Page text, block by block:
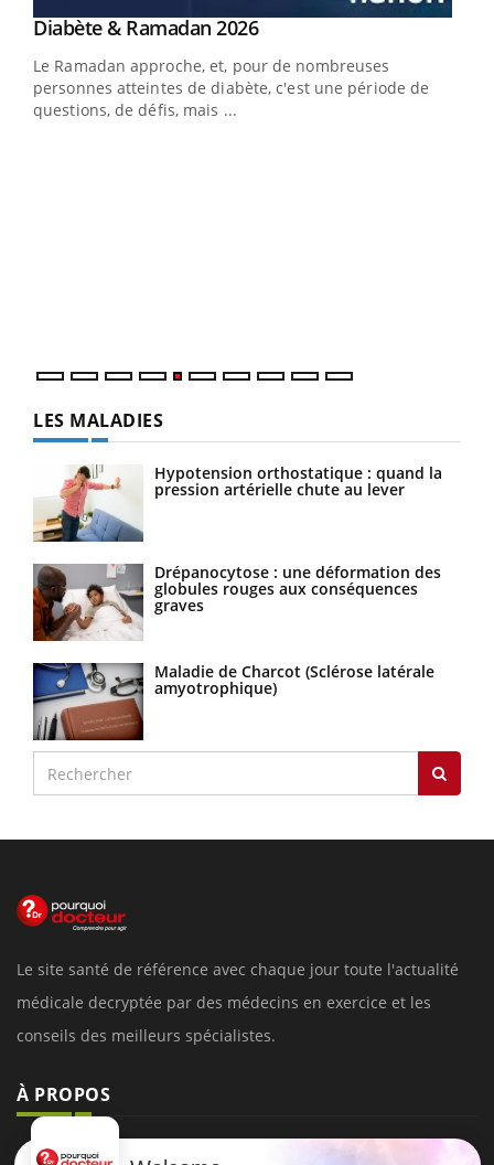
Youtube
Diabète & Ramadan 2026Youtube
Le Ramadan approche, et, pour de nombreuses
personnes atteintes de diabète, c'est une période de
questions, de défis, mais ...
LES MALADIES
Hypotension orthostatique : quand la
pression artérielle chute au lever
Drépanocytose : une déformation des
globules rouges aux conséquences
graves
Maladie de Charcot (Sclérose latérale
amyotrophique)
Le site santé de référence avec chaque jour toute l'actualité
médicale decryptée par des médecins en exercice et les
conseils des meilleurs spécialistes.
À PROPOS
Données personnelles et cookies